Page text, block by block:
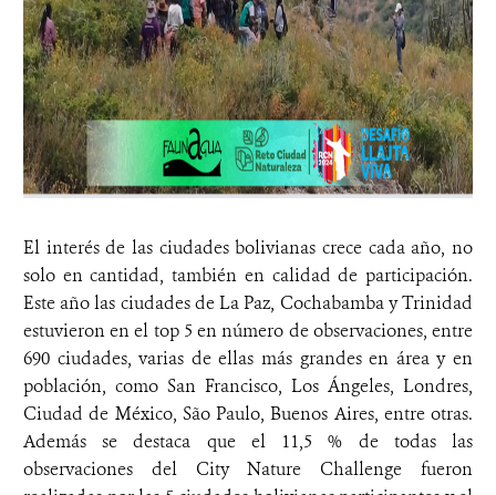
El interés de las ciudades bolivianas crece cada año, no
solo en cantidad, también en calidad de participación.
Este año las ciudades de La Paz, Cochabamba y Trinidad
estuvieron en el top 5 en número de observaciones, entre
690 ciudades, varias de ellas más grandes en área y en
población, como San Francisco, Los Ángeles, Londres,
Ciudad de México, São Paulo, Buenos Aires, entre otras.
Además se destaca que el 11,5 % de todas las
observaciones del City Nature Challenge fueron